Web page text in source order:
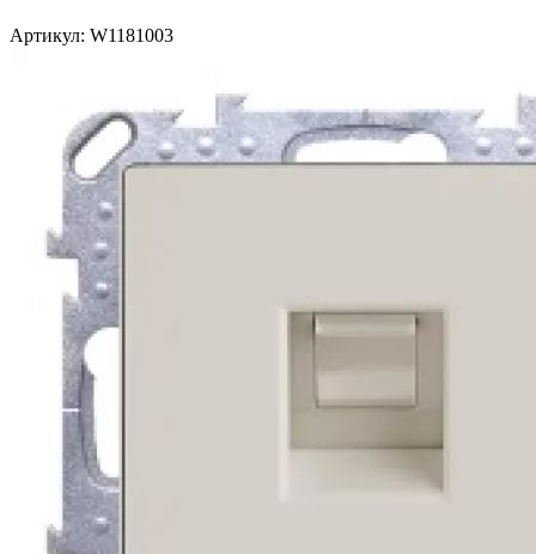
Артикул: W1181003